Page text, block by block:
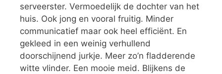
serveerster. Vermoedelijk de dochter van het
huis. Ook jong en vooral fruitig. Minder
communicatief maar ook heel efficiënt. En
gekleed in een weinig verhullend
doorschijnend jurkje. Meer zo’n fladderende
witte vlinder. Een mooie meid. Blijkens de